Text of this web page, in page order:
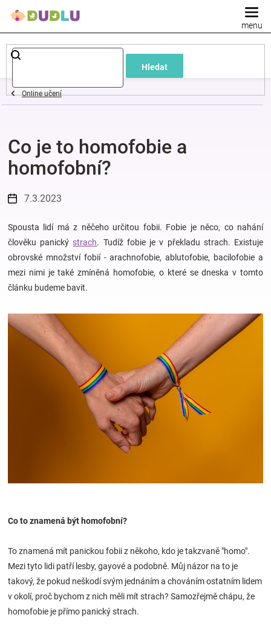
Hledat
Dětské
a
oblečení
Pokojíček
a
kojenecká
výbava
Novinky
Značky
Blog
Hračkářství
Online učení
Co je to homofobie a
homofobní?
7.3.2023
Spousta lidí má z něčeho určitou fobii. Fobie je něco, co nahání
člověku panický strach. Tudíž fobie je v překladu strach. Existuje
obrovské množství fobií - arachnofobie, ablutofobie, bacilofobie a
mezi nimi je také zmíněná homofobie, o které se dneska v tomto
článku budeme bavit.
Co to znamená být homofobní?
To znamená mít panickou fobii z někoho, kdo je takzvaně "homo".
Mezi tyto lidi patří lesby, gayové a podobně. Můj názor na to je
takový, že pokud neškodí svým jednáním a chováním ostatním lidem
v okolí, proč bychom z nich měli mít strach? Samozřejmě chápu, že
homofobie je přímo panický strach.